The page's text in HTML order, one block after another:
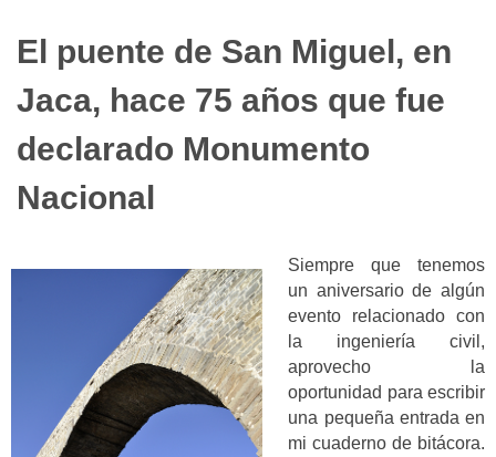
El puente de San Miguel, en
Jaca, hace 75 años que fue
declarado Monumento
Nacional
Siempre que tenemos
un aniversario de algún
evento relacionado con
la ingeniería civil,
aprovecho la
oportunidad para escribir
una pequeña entrada en
mi cuaderno de bitácora.